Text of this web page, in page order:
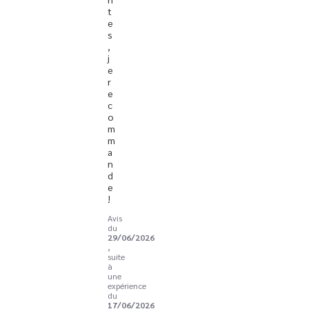
t
e
s
,
j
e
r
e
c
o
m
m
a
n
d
e
!
Avis
du
29/06/2026
,
suite
à
une
expérience
du
17/06/2026